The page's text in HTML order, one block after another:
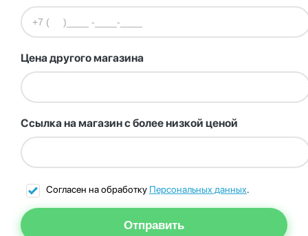
Цена другого магазина
Ссылка на магазин с более низкой ценой
Согласен на обработку Персональных данных.
Отправить